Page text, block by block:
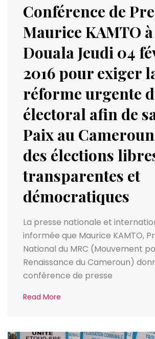
Conférence de
Maurice KAMTO à
Douala Jeudi 04
2016 pour exiger
réforme urgente
électoral afin de
Paix au
des élections
transparentes et
démocratiques
La presse nationale et
informée que Maurice KAMTO,
National du MRC (Mouvement
Renaissance du Cameroun)
conférence de presse
Read More